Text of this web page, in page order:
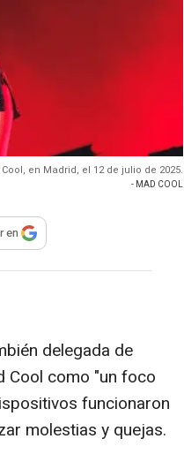
en Madrid, el 12 de julio de 2025.
- MAD COOL
compartir
en
delegada de
Cool como "un foco
funcionaron
molestias y quejas.